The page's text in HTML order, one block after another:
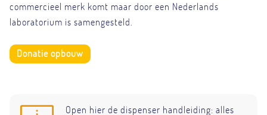
commercieel merk komt maar door een Nederlands
laboratorium is samengesteld.
Donatie opbouw
Open hier de dispenser handleiding: alles